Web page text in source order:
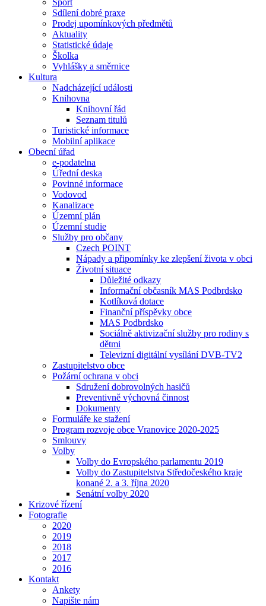
Sport
Sdílení dobré praxe
Prodej upomínkových předmětů
Aktuality
Statistické údaje
Školka
Vyhlášky a směrnice
Kultura
Nadcházející události
Knihovna
Knihovní řád
Seznam titulů
Turistické informace
Mobilní aplikace
Obecní úřad
e-podatelna
Úřední deska
Povinné informace
Vodovod
Kanalizace
Územní plán
Územní studie
Služby pro občany
Czech POINT
Nápady a připomínky ke zlepšení života v obci
Životní situace
Důležité odkazy
Informační občasník MAS Podbrdsko
Kotlíková dotace
Finanční příspěvky obce
MAS Podbrdsko
Sociálně aktivizační služby pro rodiny s
dětmi
Televizní digitální vysílání DVB-TV2
Zastupitelstvo obce
Požární ochrana v obci
Sdružení dobrovolných hasičů
Preventivně výchovná činnost
Dokumenty
Formuláře ke stažení
Program rozvoje obce Vranovice 2020-2025
Smlouvy
Volby
Volby do Evropského parlamentu 2019
Volby do Zastupitelstva Středočeského kraje
konané 2. a 3. října 2020
Senátní volby 2020
Krizové řízení
Fotografie
2020
2019
2018
2017
2016
Kontakt
Ankety
Napište nám